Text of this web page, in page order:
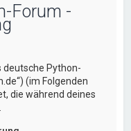
Forum -
deutsche Python-
(im Folgenden
die während deines